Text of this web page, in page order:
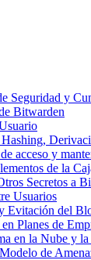
Seguridad y
Bitwarden
acceso y
de la
Secretos a
Usuarios
Evitación del
Planes de
en la Nube y
de